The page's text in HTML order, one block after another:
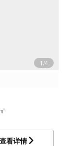
1/4
查看详情